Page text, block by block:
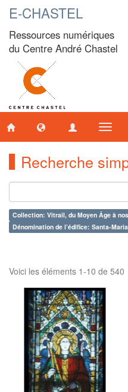
E-CHASTEL
Ressources numériques
du Centre André Chastel
Toggle
Recherche
Collection: Vitrail, du Moyen Âge à
Dénomination de l’édifice: Santa-
Voici les éléments 1-10 de 540